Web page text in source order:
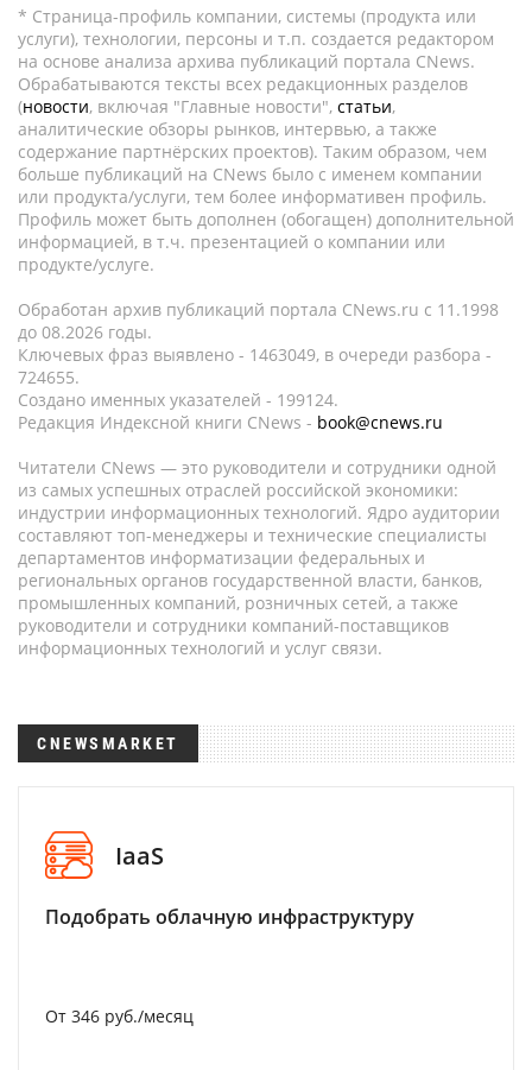
* Страница-профиль компании, системы (продукта или
услуги), технологии, персоны и т.п. создается редактором
на основе анализа архива публикаций портала CNews.
Обрабатываются тексты всех редакционных разделов
(новости, включая "Главные новости", статьи,
аналитические обзоры рынков, интервью, а также
содержание партнёрских проектов). Таким образом, чем
больше публикаций на CNews было с именем компании
или продукта/услуги, тем более информативен профиль.
Профиль может быть дополнен (обогащен) дополнительной
информацией, в т.ч. презентацией о компании или
продукте/услуге.
Обработан архив публикаций портала CNews.ru c 11.1998
до 08.2026 годы.
Ключевых фраз выявлено - 1463049, в очереди разбора -
724655.
Создано именных указателей - 199124.
Редакция Индексной книги CNews - book@cnews.ru
Читатели CNews — это руководители и сотрудники одной
из самых успешных отраслей российской экономики:
индустрии информационных технологий. Ядро аудитории
составляют топ-менеджеры и технические специалисты
департаментов информатизации федеральных и
региональных органов государственной власти, банков,
промышленных компаний, розничных сетей, а также
руководители и сотрудники компаний-поставщиков
информационных технологий и услуг связи.
CNEWSMARKET
IaaS
Подобрать облачную инфраструктуру
От 346 руб./месяц